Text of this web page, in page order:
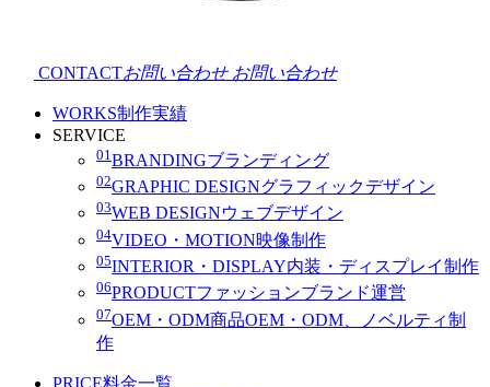
CONTACTお問い合わせ お問い合わせ
WORKS制作実績
SERVICE
01 BRANDINGブランディング
02GRAPHIC DESIGNグラフィックデザイン
03WEB DESIGNウェブデザイン
04VIDEO・MOTION映像制作
05INTERIOR・DISPLAY内装・ディスプレイ制作
06PRODUCTファッションブランド運営
07OEM・ODM商品OEM・ODM、ノベルティ制
作
PRICE料金一覧